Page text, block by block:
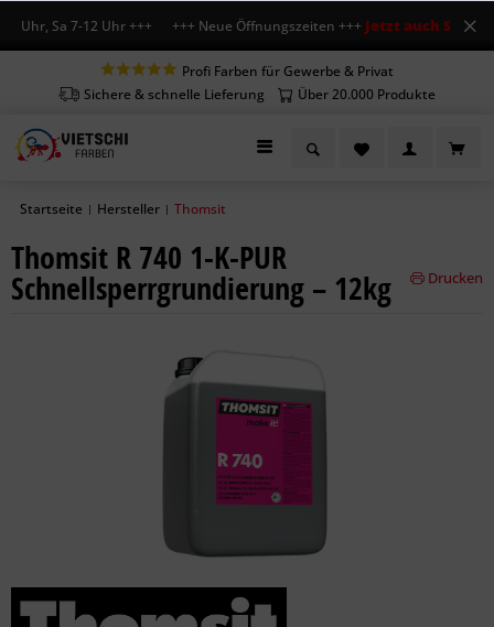
Uhr, Sa 7-12 Uhr +++ +++ Neue Öffnungszeiten +++Jetzt auch Sa
Profi Farben für Gewerbe & Privat
Sichere & schnelle Lieferung
Über 20.000 Produkte
Startseite | Hersteller | Thomsit
Thomsit R 740 1-K-PUR
Schnellsperrgrundierung – 12kg Drucken